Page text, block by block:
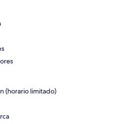
(horario limitado)